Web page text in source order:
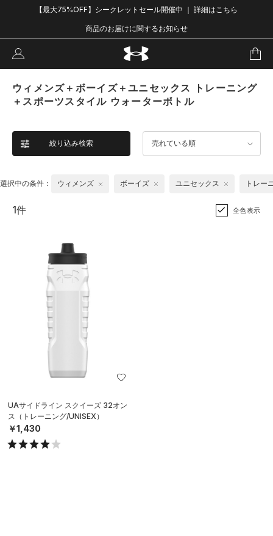
【最大75%OFF】シークレットセール開催中 ｜ 詳細はこちら
商品のお届けに関するお知らせ
ウィメンズ＋ボーイズ＋ユニセックス トレーニング
＋スポーツスタイル ウォーターボトル
絞り込み検索 売れている順
選択中の条件： ウィメンズ ボーイズ ユニセックス トレー
1件 全色表示
UAサイドライン スクイーズ 32オン
ス（トレーニング/UNISEX）
￥1,430